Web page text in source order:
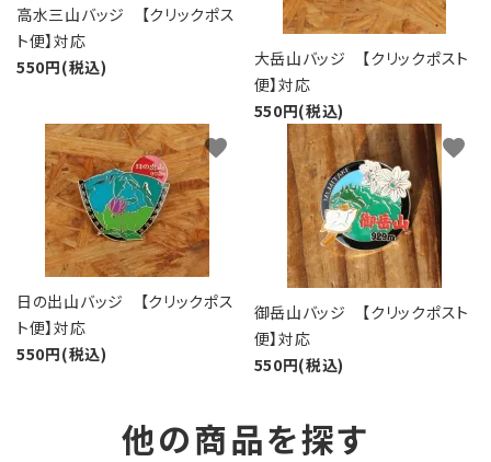
高水三山バッジ 【クリックポス
ト便】対応
550円(税込)
大岳山バッジ 【クリックポスト
便】対応
550円(税込)
日の出山バッジ 【クリックポス
ト便】対応
550円(税込)
favorite
御岳山バッジ 【クリックポスト
便】対応
550円(税込)
favorite
他の商品を探す